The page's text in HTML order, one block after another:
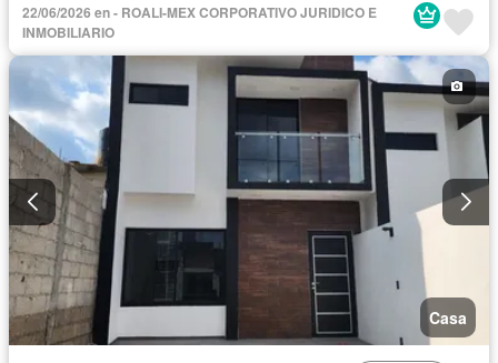
22/06/2026 en - ROALI-MEX CORPORATIVO JURIDICO E
INMOBILIARIO
Casa